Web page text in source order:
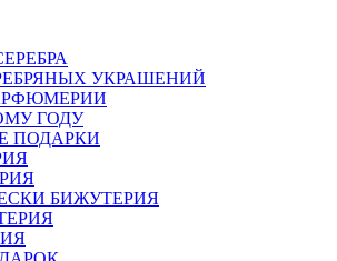
УКРАШЕНИЙ
ГОДУ
ПОДАРКИ
БИЖУТЕРИЯ